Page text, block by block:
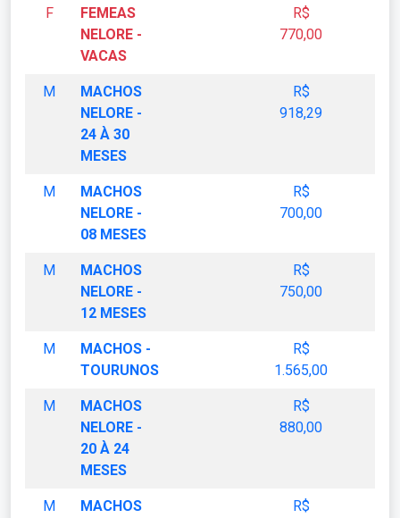
F
FEMEAS
NELORE -
VACAS
R$
770,00
M
MACHOS
NELORE -
24 À 30
MESES
R$
918,29
M
MACHOS
NELORE -
08 MESES
R$
700,00
M
MACHOS
NELORE -
12 MESES
R$
750,00
M
MACHOS -
TOURUNOS
R$
1.565,00
M
MACHOS
NELORE -
20 À 24
MESES
R$
880,00
M
MACHOS
R$